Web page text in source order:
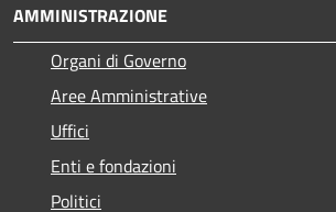
AMMINISTRAZIONE
Organi di Governo
Aree Amministrative
Uffici
Enti e fondazioni
Politici